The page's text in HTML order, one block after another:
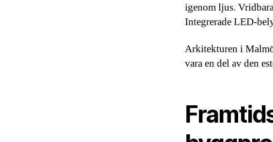
igenom ljus.
Integrerade LED-
Arkitekturen i
vara en del av den